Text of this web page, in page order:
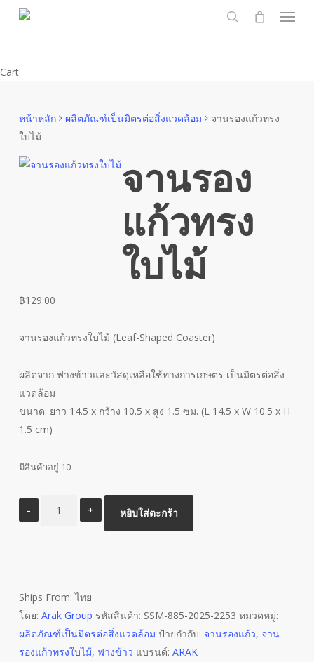
Menu
CartClose
หน้าหลัก ผลิตภัณฑ์เป็นมิตรต่อสิ่งแวดล้อม
จานรองแก้วทรง
ใบไม้
จานรอง
แก้วทรง
ใบไม้
฿129.00
จานรองแก้วทรงใบไม้ (Leaf-Shaped Coaster)
ผลิตจาก ฟางข้าวและวัสดุเหลือใช้ทางการเกษตร เป็นมิตรต่อสิ่ง
แวดล้อม
ขนาด: ยาว 14.5 x กว้าง 10.5 x สูง 1.5 ซม. (L 14.5 x W 10.5 x H
1.5 cm)
มีสินค้าอยู่ 10
ใบไม้
ชิ้น
หยิบใส่ตะกร้า
Ships From: ไทย
โดย: Arak Group รหัสสินค้า: SSM-885-2025-2253 หมวดหมู่:
ผลิตภัณฑ์เป็นมิตรต่อสิ่งแวดล้อม ป้ายกำกับ: จานรองแก้ว, จาน
รองแก้วทรงใบไม้, ฟางข้าว แบรนด์: ARAK